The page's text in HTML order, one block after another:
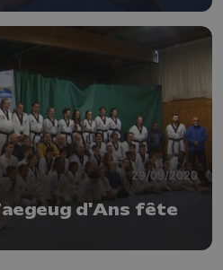
29/09/2020
d'Ans fête